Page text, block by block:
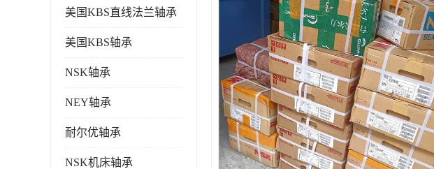
美国KBS直线法兰轴承
美国KBS轴承
NSK轴承
NEY轴承
耐尔优轴承
NSK机床轴承